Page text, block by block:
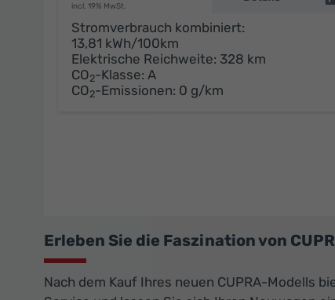
incl. 19% MwSt.
Stromverbrauch kombiniert:
13,81 kWh/100km
Elektrische Reichweite: 328 km
CO2-Klasse: A
CO2-Emissionen: 0 g/km
Erleben Sie die Faszination von
Nach dem Kauf Ihres neuen CUPRA-Modells